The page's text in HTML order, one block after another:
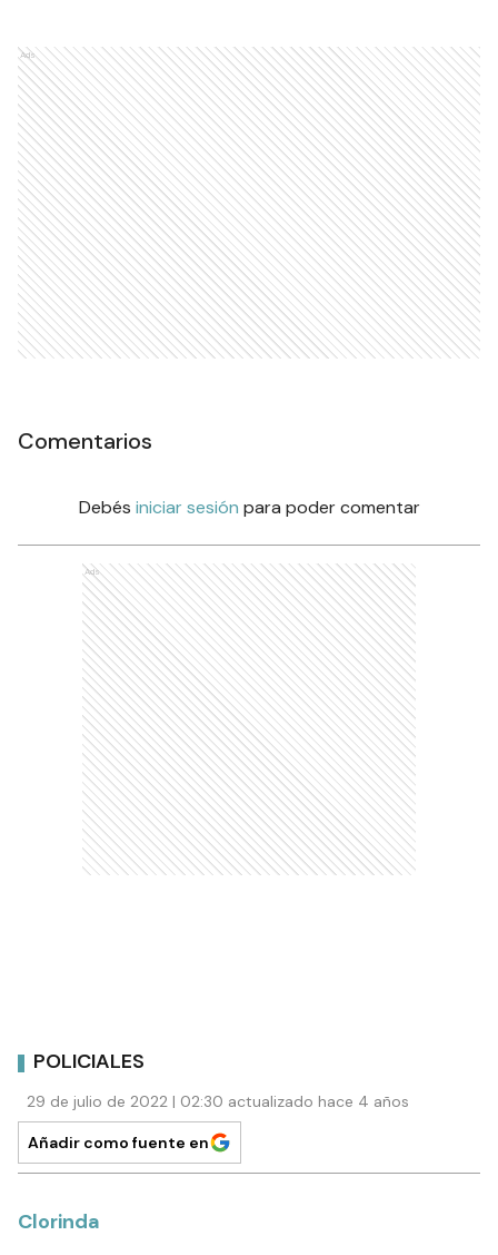
Ads
Comentarios
Debés iniciar sesión para poder comentar
Ads
POLICIALES
29 de julio de 2022 | 02:30 actualizado hace 4 años
Añadir como fuente en
Clorinda